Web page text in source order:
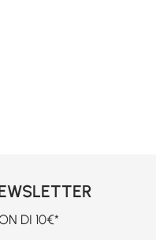
DI 10€*